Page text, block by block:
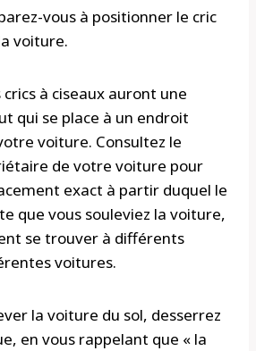
vous à positionner le cric
voiture.
à ciseaux auront une
qui se place à un endroit
voiture. Consultez le
de votre voiture pour
exact à partir duquel le
que vous souleviez la voiture,
se trouver à différents
voitures.
la voiture du sol, desserrez
en vous rappelant que « la